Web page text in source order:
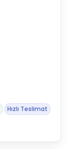
Hızlı Teslimat